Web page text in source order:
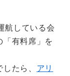
航している会
有料席」を
たら、 アリ